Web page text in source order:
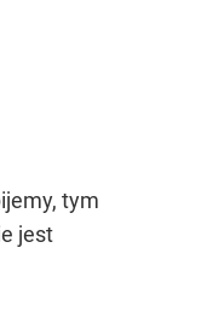
tym
jest